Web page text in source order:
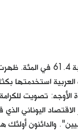
"لا" بالإغريقي. وبنسبة 61.4
استخدمتها
الأوجه: تصويت
اليوناني الذي
والدائنون أولئك